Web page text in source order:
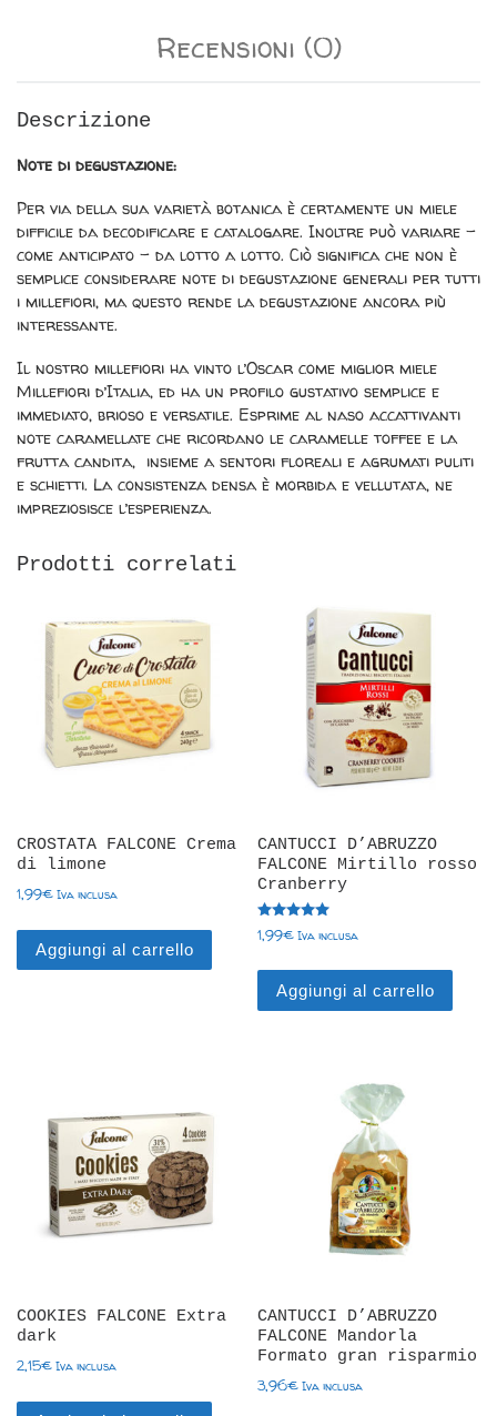
Recensioni (0)
Descrizione
Note di degustazione:
Per via della sua varietà botanica è certamente un miele
difficile da decodificare e catalogare. Inoltre può variare –
come anticipato – da lotto a lotto. Ciò significa che non è
semplice considerare note di degustazione generali per tutti
i millefiori, ma questo rende la degustazione ancora più
interessante.
Il nostro millefiori ha vinto l’Oscar come miglior miele
Millefiori d’Italia, ed ha un profilo gustativo semplice e
immediato, brioso e versatile. Esprime al naso accattivanti
note caramellate che ricordano le caramelle toffee e la
frutta candita, insieme a sentori floreali e agrumati puliti
e schietti. La consistenza densa è morbida e vellutata, ne
impreziosisce l’esperienza.
Prodotti correlati
CROSTATA FALCONE Crema
di limone
1,99€ Iva inclusa
Aggiungi al carrello
CANTUCCI D’ABRUZZO
FALCONE Mirtillo rosso
Cranberry
Valutato
5.00
1,99€ Iva inclusa
Aggiungi al carrello
COOKIES FALCONE Extra
dark
2,15€ Iva inclusa
CANTUCCI D’ABRUZZO
FALCONE Mandorla
Formato gran risparmio
3,96€ Iva inclusa